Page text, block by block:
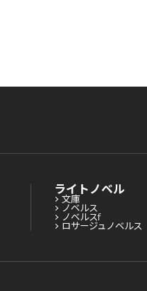
ライトノベル
文庫
ノベルス
ノベルスf
ロサージュノベルス